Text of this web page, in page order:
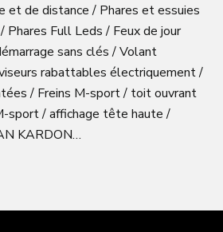
et de distance / Phares et essuies
Phares Full Leds / Feux de jour
sans clés / Volant
rabattables électriquement /
/ Freins M-sport / toit ouvrant
sport / affichage tête haute /
KARDON…